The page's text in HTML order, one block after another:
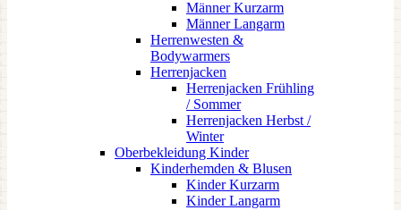
Männer Kurzarm
Männer Langarm
Herrenwesten &
Bodywarmers
Herrenjacken
Herrenjacken Frühling
/ Sommer
Herrenjacken Herbst /
Winter
Oberbekleidung Kinder
Kinderhemden & Blusen
Kinder Kurzarm
Kinder Langarm